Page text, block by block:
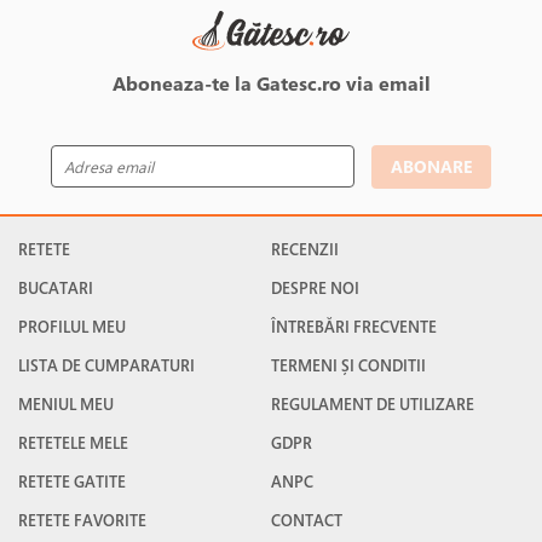
Aboneaza-te la Gatesc.ro via email
ABONARE
RETETE
BUCATARI
PROFILUL MEU
LISTA DE CUMPARATURI
MENIUL MEU
RETETELE MELE
RETETE GATITE
RETETE FAVORITE
RECENZII
DESPRE NOI
ÎNTREBĂRI FRECVENTE
TERMENI ȘI CONDITII
REGULAMENT DE UTILIZARE
GDPR
ANPC
CONTACT